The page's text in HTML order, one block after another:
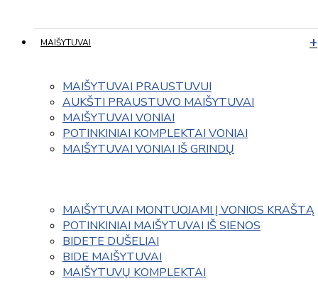
MAIŠYTUVAI
MAIŠYTUVAI PRAUSTUVUI
AUKŠTI PRAUSTUVO MAIŠYTUVAI
MAIŠYTUVAI VONIAI
POTINKINIAI KOMPLEKTAI VONIAI
MAIŠYTUVAI VONIAI IŠ GRINDŲ
MAIŠYTUVAI MONTUOJAMI Į VONIOS KRAŠTĄ
POTINKINIAI MAIŠYTUVAI IŠ SIENOS
BIDETE DUŠELIAI
BIDE MAIŠYTUVAI
MAIŠYTUVŲ KOMPLEKTAI